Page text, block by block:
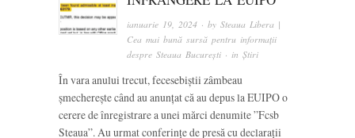
ianuarie 19, 2024 · bySteaua Libera |
Cea mai bună sursă pentru informații
despre Steaua București · inȘtiri
În vara anului trecut, fecesebiștii zâmbeau
șmecherește când au anunțat că au depus la EUIPO o
cerere de înregistrare a unei mărci denumite ”Fcsb
Steaua”. Au urmat conferințe de presă cu declarații